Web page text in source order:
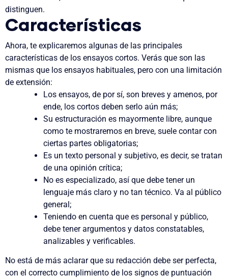
distinguen.
Características
Ahora, te explicaremos algunas de las principales
características de los ensayos cortos. Verás que son las
mismas que los ensayos habituales, pero con una limitación
de extensión:
Los ensayos, de por sí, son breves y amenos, por
ende, los cortos deben serlo aún más;
Su estructuración es mayormente libre, aunque
como te mostraremos en breve, suele contar con
ciertas partes obligatorias;
Es un texto personal y subjetivo, es decir, se tratan
de una opinión crítica;
No es especializado, así que debe tener un
lenguaje más claro y no tan técnico. Va al público
general;
Teniendo en cuenta que es personal y público,
debe tener argumentos y datos constatables,
analizables y verificables.
No está de más aclarar que su redacción debe ser perfecta,
con el correcto cumplimiento de los signos de puntuación